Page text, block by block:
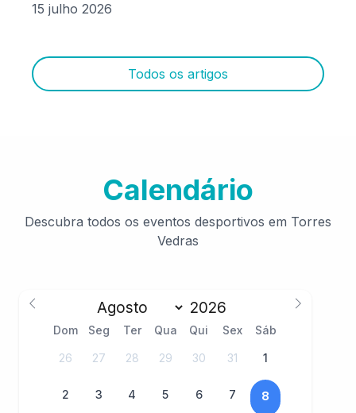
15 julho 2026
Todos os artigos
Calendário
Descubra todos os eventos desportivos em Torres
Vedras
Dom Seg Ter Qua Qui Sex Sáb
26 27 28 29 30 31 1
2 3 4 5 6 7 8